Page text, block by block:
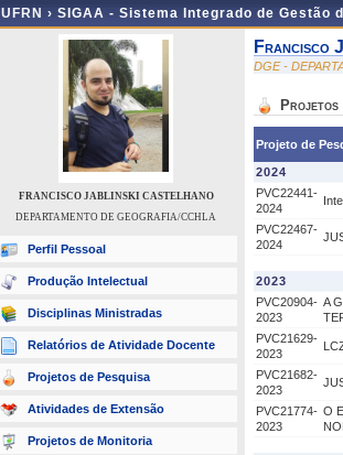
UFRN › SIGAA - Sistema Integrado de Gestão
FRANCISCO JABLINSKI CASTELHANO
DEPARTAMENTO DE GEOGRAFIA/CCHLA
Perfil Pessoal
Produção Intelectual
Disciplinas Ministradas
Relatórios de Atividade Docente
Projetos de Pesquisa
Atividades de Extensão
Projetos de Monitoria
Francisco
DGE -
Projetos
Projeto de
2024
PVC22441-
2024
PVC22467-
2024
2023
PVC20904-
2023
A
PVC21629-
2023
PVC21682-
2023
PVC21774-
2023
O